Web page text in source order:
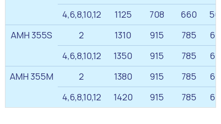
4,6,8,10,12
1125 708 660
АМН 355S
2 1310 915 785
4,6,8,10,12
1350 915 785
АМН 355M
2 1380 915 785
4,6,8,10,12
1420 915 785